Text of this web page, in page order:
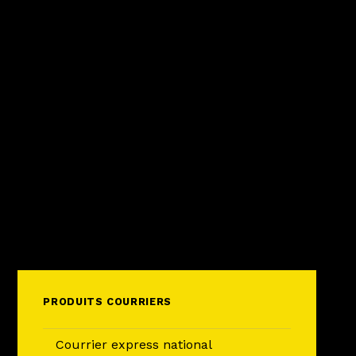
PRODUITS COURRIERS
Courrier express national